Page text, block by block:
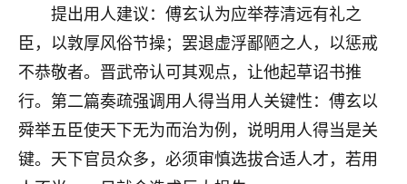
提出用人建议：傅玄认为应举荐清远有礼之
臣，以敦厚风俗节操；罢退虚浮鄙陋之人，以惩戒
不恭敬者。晋武帝认可其观点，让他起草诏书推
行。第二篇奏疏强调用人得当用人关键性：傅玄以
舜举五臣使天下无为而治为例，说明用人得当是关
键。天下官员众多，必须审慎选拔合适人才，若用
鹿森：可怜天下父母心啊！
3小时前 来自河北 16
付深
我是公司人事调整，有升迁机会，但同时竞争的我们
三个，找老师的时候是抱着侥幸心理，没想到老师看